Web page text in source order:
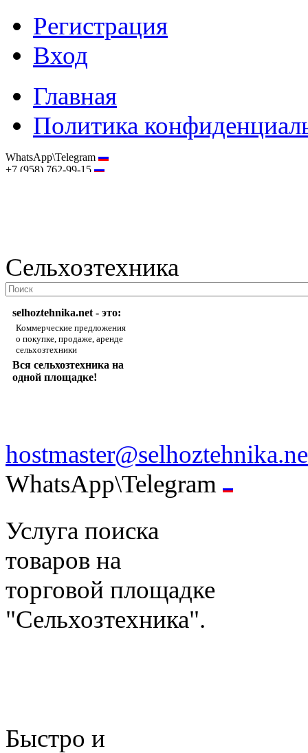
Регистрация
Вход
Главная
Политика
WhatsApp\Telegram
+7 (958) 762-99-15
Сельхозтехника
selhoztehnika.net - это:
Коммерческие предложения
о покупке, продаже, аренде
сельхозтехники
Вся сельхозтехника на
одной площадке!
WhatsApp\Telegram
Услуга поиска
товаров на
торговой площадке
"Сельхозтехника".
Быстро и